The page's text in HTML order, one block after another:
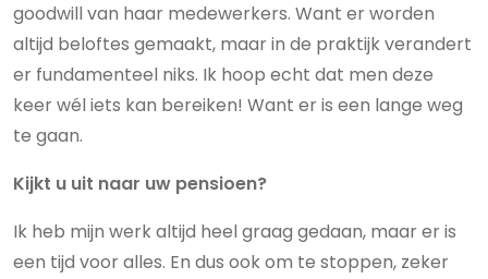
goodwill van haar medewerkers. Want er worden
altijd beloftes gemaakt, maar in de praktijk verandert
er fundamenteel niks. Ik hoop echt dat men deze
keer wél iets kan bereiken! Want er is een lange weg
te gaan.
Kijkt u uit naar uw pensioen?
Ik heb mijn werk altijd heel graag gedaan, maar er is
een tijd voor alles. En dus ook om te stoppen, zeker